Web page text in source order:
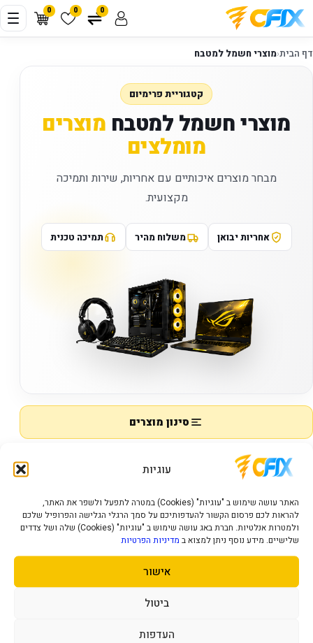
עוגיות
האתר עושה שימוש ב "עוגיות" (Cookies) במטרה לתפעל ולשפר את האתר,
להראות לכם פרסום הקשור להעדפותיכם על סמך הרגלי הגלישה והפרופיל שלכם
ולמטרות אנלטיות. חברת באג עושה שימוש ב "עוגיות" (Cookies) שלה ושל צדדים
שלישיים. מידע נוסף ניתן למצוא ב מדיניות הפרטיות
אישור
ביטול
העדפות
0 0 0
דף הבית‹מוצרי חשמל למטבח
קטגוריית פרימיום
מוצרי חשמל למטבח מוצרים
מומלצים
מבחר מוצרים איכותיים עם אחריות, שירות ותמיכה
מקצועית.
אחריות יבואן משלוח מהיר תמיכה טכנית
סינון מוצרים
מציג0–0 מתוך0מוצרים
מוצרי חשמל למטבח
אין מוצרים להצגה.